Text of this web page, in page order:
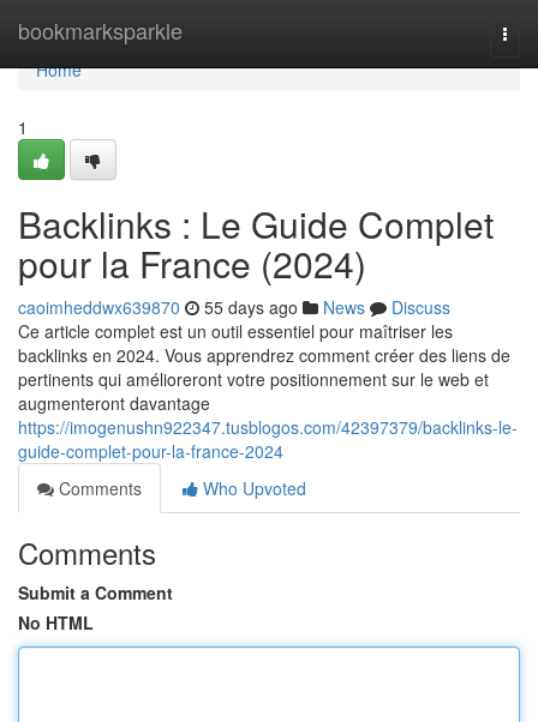
bookmarksparkle
Home
Home
1
Backlinks : Le Guide Complet
pour la France (2024)
caoimheddwx639870 55 days ago News
Discuss
Ce article complet est un outil essentiel pour maîtriser les
backlinks en 2024. Vous apprendrez comment créer des liens de
pertinents qui amélioreront votre positionnement sur le web et
augmenteront davantage
https://imogenushn922347.tusblogos.com/42397379/backlinks-le-
guide-complet-pour-la-france-2024
Comments
Who Upvoted
Comments
Submit a Comment
No HTML